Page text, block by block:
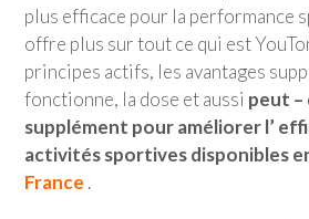
plus efficace pour la performance
offre plus sur tout ce qui est
principes actifs, les avantages
fonctionne, la dose et aussi peut –
supplément pour améliorer l’
activités sportives disponibles
France .